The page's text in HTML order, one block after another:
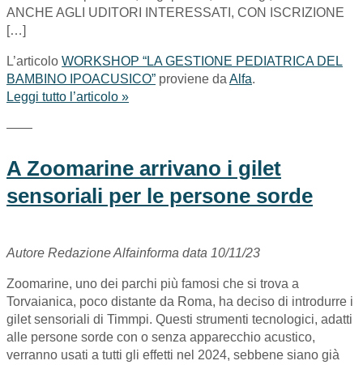
ANCHE AGLI UDITORI INTERESSATI, CON ISCRIZIONE
[…]
L’articolo WORKSHOP “LA GESTIONE PEDIATRICA DEL
BAMBINO IPOACUSICO” proviene da Alfa.
Leggi tutto l’articolo »
——
A Zoomarine arrivano i gilet
sensoriali per le persone sorde
Autore Redazione Alfainforma data 10/11/23
Zoomarine, uno dei parchi più famosi che si trova a
Torvaianica, poco distante da Roma, ha deciso di introdurre i
gilet sensoriali di Timmpi. Questi strumenti tecnologici, adatti
alle persone sorde con o senza apparecchio acustico,
verranno usati a tutti gli effetti nel 2024, sebbene siano già